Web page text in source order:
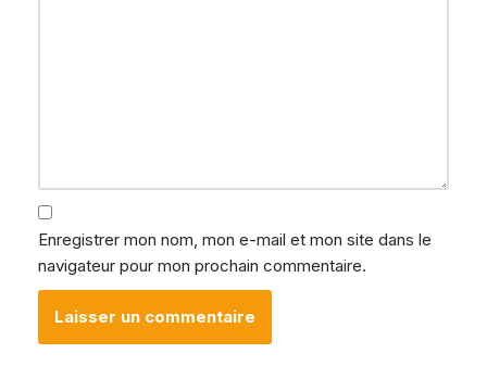
Enregistrer mon nom, mon e-mail et mon site dans le
navigateur pour mon prochain commentaire.